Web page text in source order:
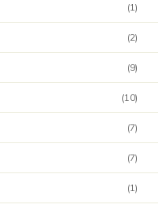
(1)
(2)
(9)
(10)
(7)
(7)
(1)